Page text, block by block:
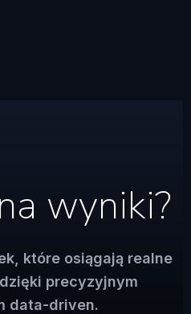
wyniki?
które osiągają realne
precyzyjnym
data-driven.